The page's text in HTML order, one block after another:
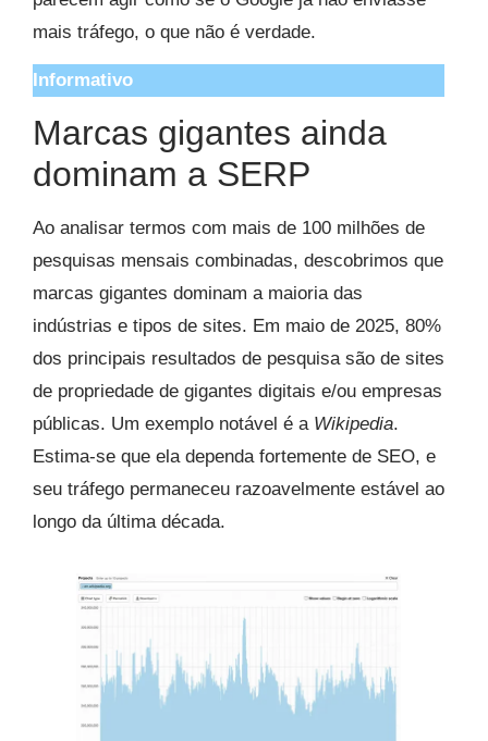
mais tráfego, o que não é verdade.
Informativo
Marcas gigantes ainda
dominam a SERP
Ao analisar termos com mais de 100 milhões de
pesquisas mensais combinadas, descobrimos que
marcas gigantes dominam a maioria das
indústrias e tipos de sites. Em maio de 2025, 80%
dos principais resultados de pesquisa são de sites
de propriedade de gigantes digitais e/ou empresas
públicas. Um exemplo notável é a Wikipedia.
Estima-se que ela dependa fortemente de SEO, e
seu tráfego permaneceu razoavelmente estável ao
longo da última década.